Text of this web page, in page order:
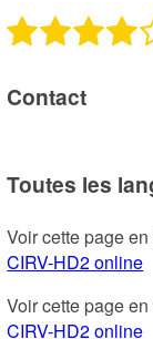
Contact
Toutes les
Voir cette page
CIRV-HD2 online
Voir cette page
CIRV-HD2 online